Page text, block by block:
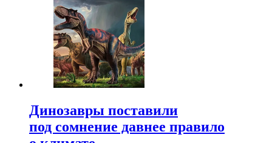
Динозавры поставили
под сомнение давнее правило